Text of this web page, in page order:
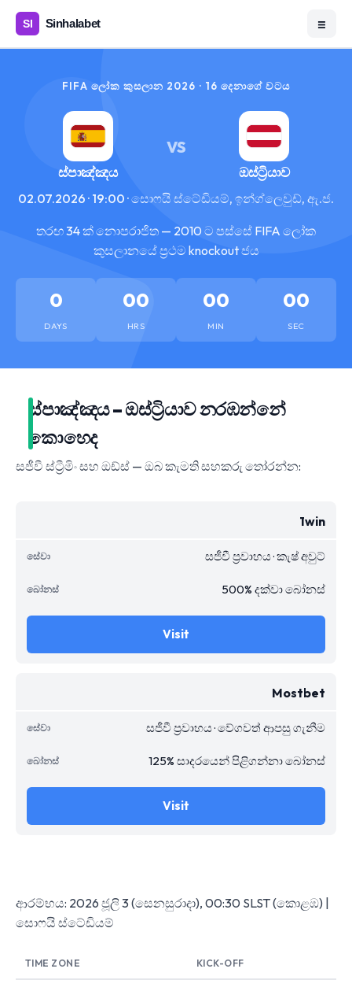
☰
FIFA ලෝක කුසලාන 2026 · 16 දෙනාගේ වටය
ස්පාඤ්ඤය
VS
ඔස්ට්‍රියාව
02.07.2026 · 19:00 · සොෆයි ස්ටේඩියම්, ඉන්ග්ලෙවුඩ්, ඇ.ජ.
තරඟ 34 ක් නොපරාජිත — 2010 ට පස්සේ FIFA ලෝක
කුසලානයේ ප්‍රථම knockout ජය
0
DAYS
00
HRS
00
MIN
00
SEC
ස්පාඤ්ඤය – ඔස්ට්‍රියාව නරඹන්නේ
කොහෙද
සජීවී ස්ට්‍රීමිං සහ ඔඩ්ස් — ඔබ කැමති සහකරු තෝරන්න:
1win
සජීවී ප්‍රවාහය · කැෂ් අවුට්
500% දක්වා බෝනස්
Visit
Mostbet
සජීවී ප්‍රවාහය · වේගවත් ආපසු ගැනීම
125% සාදරයෙන් පිළිගන්නා බෝනස්
Visit
ආරම්භය: 2026 ජූලි 3 (සෙනසුරාදා), 00:30 SLST (කොළඹ) |
සොෆයි ස්ටේඩියම්
TIME ZONE KICK-OFF